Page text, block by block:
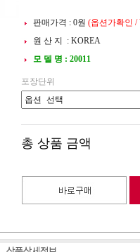
판매가격 : 0원 (옵션가확인 /
원 산 지 : KOREA
모 델 명 : 20011
포장단위
총 상품 금액